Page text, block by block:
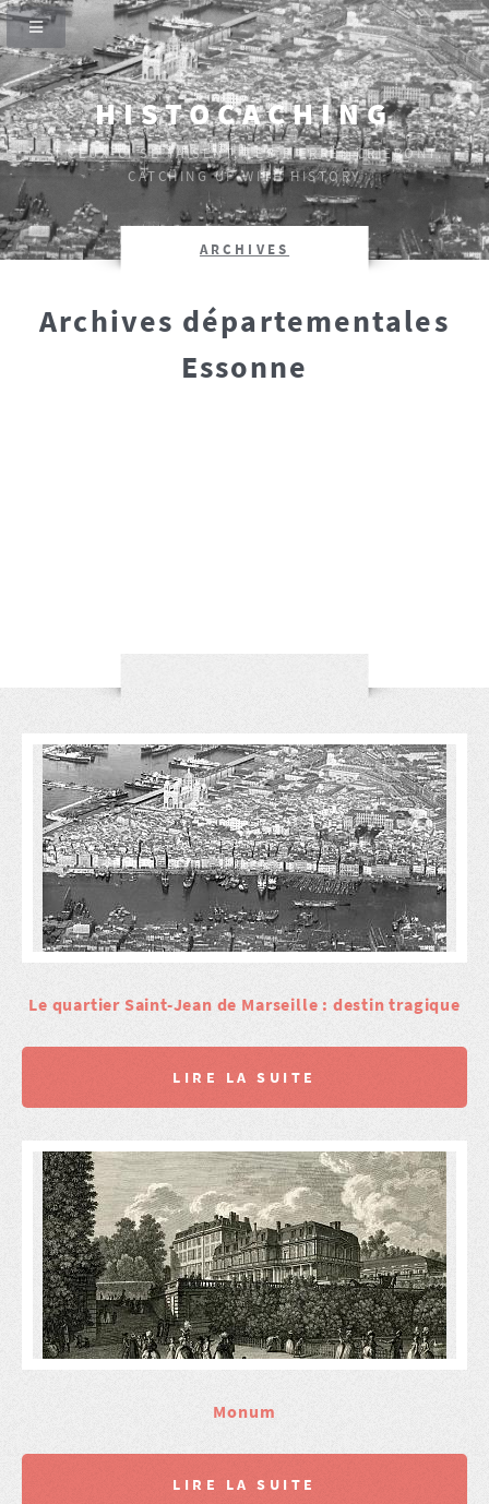
HISTOCACHING
SI CEUX-CI SE TAISENT, LES PIERRES CRIERONT.
CATCHING UP WITH HISTORY
ARCHIVES
Archives départementales
Essonne
Le quartier Saint-Jean de Marseille : destin tragique
LIRE LA SUITE
Monum
LIRE LA SUITE